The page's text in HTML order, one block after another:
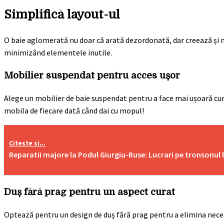
Simplifică layout-ul
O baie aglomerată nu doar că arată dezordonată, dar creează
minimizând elementele inutile.
Mobilier suspendat pentru acces ușor
Alege un mobilier de baie suspendat pentru a face mai ușoară
mobila de fiecare dată când dai cu mopul!
Citeste si...
Reparatii majore la Podul Giurgiu-Ruse: Lucrari pe
Duș fără prag pentru un aspect curat
Optează pentru un design de duș fără prag pentru a elimina